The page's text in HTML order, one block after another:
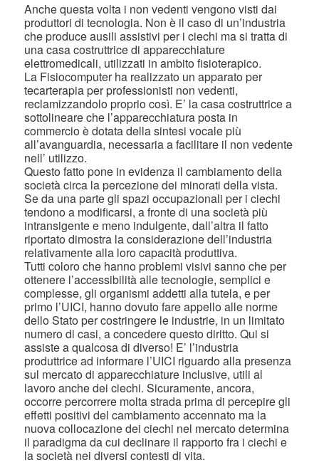
Anche questa volta i non vedenti vengono visti dai
produttori di tecnologia. Non è il caso di un’industria
che produce ausili assistivi per i ciechi ma si tratta di
una casa costruttrice di apparecchiature
elettromedicali, utilizzati in ambito fisioterapico.
La Fisiocomputer ha realizzato un apparato per
tecarterapia per professionisti non vedenti,
reclamizzandolo proprio così. E’ la casa costruttrice a
sottolineare che l’apparecchiatura posta in
commercio è dotata della sintesi vocale più
all’avanguardia, necessaria a facilitare il non vedente
nell’ utilizzo.
Questo fatto pone in evidenza il cambiamento della
società circa la percezione dei minorati della vista.
Se da una parte gli spazi occupazionali per i ciechi
tendono a modificarsi, a fronte di una società più
intransigente e meno indulgente, dall’altra il fatto
riportato dimostra la considerazione dell’industria
relativamente alla loro capacità produttiva.
Tutti coloro che hanno problemi visivi sanno che per
ottenere l’accessibilità alle tecnologie, semplici e
complesse, gli organismi addetti alla tutela, e per
primo l’UICI, hanno dovuto fare appello alle norme
dello Stato per costringere le industrie, in un limitato
numero di casi, a concedere questo diritto. Qui si
assiste a qualcosa di diverso! E’ l’industria
produttrice ad informare l’UICI riguardo alla presenza
sul mercato di apparecchiature inclusive, utili al
lavoro anche dei ciechi. Sicuramente, ancora,
occorre percorrere molta strada prima di percepire gli
effetti positivi del cambiamento accennato ma la
nuova collocazione dei ciechi nel mercato determina
il paradigma da cui declinare il rapporto fra i ciechi e
la società nei diversi contesti di vita.